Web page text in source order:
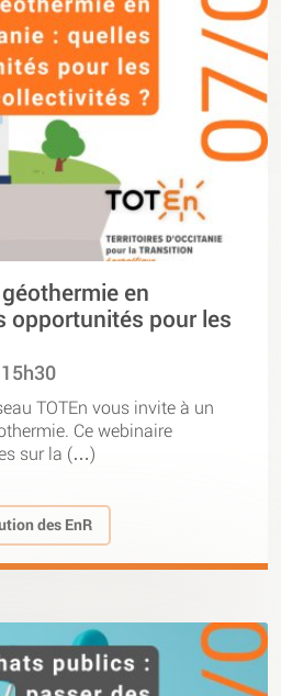
en
opportunités pour les
TOTEn vous invite à un
Ce webinaire
sur la (…)
des EnR